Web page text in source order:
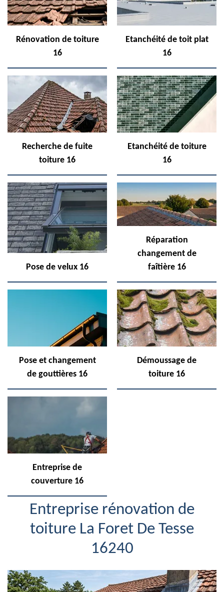
Rénovation de toiture
16
Etanchéité de toit plat
16
Recherche de fuite
toiture 16
Etanchéité de toiture
16
Pose de velux 16
Réparation
changement de
faîtière 16
Pose et changement
de gouttières 16
Démoussage de
toiture 16
Entreprise de
couverture 16
Entreprise rénovation de
toiture La Foret De Tesse
16240